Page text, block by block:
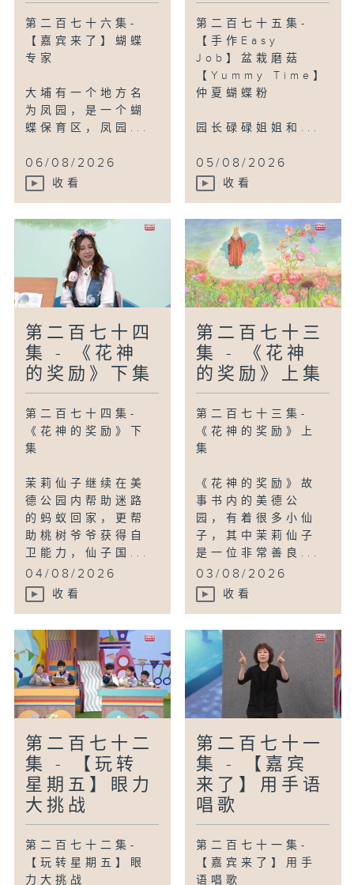
冻酥皮一盒（puff pastry）、细粒或切
碎的生果（例如蓝莓、红莓、士多啤梨、菠
萝或杂果也可以）、酱料包括芝士酱
（Cream Cheese）、蜜糖（吱吱装）、
果酱以及蛋桨。先把酥皮解冻，并切成适合
入口的正方形，涂上芝士酱或果酱，上面放
180度的焗炉焗约20分钟。稍为放凉后可
涂上蜜糖，健康美味的派对生果酥就完成。
【手作Easy Job】生日派对帽
在古代，帽能代表一个人的身份及地位。今
天，参加生日派对，如能戴上一顶生日派对
帽，除了增加欢乐气氛，也突显主角的身
份。只须一只纸碟，颜色笔、白胶浆、闪
宜、易做的生日派对帽。把纸碟反转，在碟
底涂上喜欢的颜色，再以水笔、白胶桨、闪
粉等材料把纸碟装饰。待颜色及白胶桨乾透
要剪穿），在两侧同等大小位置又各剪一
下，摊开纸碟，在摺痕处再剪一下。这时碟
芯应有同等大小的8个三角形，将它们向外
编导：黄智刚
第二百七十六集-
【嘉宾来了】蝴蝶
专家
大埔有一个地方名
为凤园，是一个蝴
蝶保育区，凤园...
06/08/2026
收看
第二百七十五集-
【手作Easy
Job】盆栽磨菇
【Yummy Time】
仲夏蝴蝶粉
园长碌碌姐姐和...
05/08/2026
收看
第二百七十四
集 - 《花神
的奖励》下集
第二百七十四集-
《花神的奖励》下
集
茉莉仙子继续在美
德公园内帮助迷路
的蚂蚁回家，更帮
助桃树爷爷获得自
卫能力，仙子国...
04/08/2026
收看
第二百七十三
集 - 《花神
的奖励》上集
第二百七十三集-
《花神的奖励》上
集
《花神的奖励》故
事书内的美德公
园，有着很多小仙
子，其中茉莉仙子
是一位非常善良...
03/08/2026
收看
第二百七十二
集 - 【玩转
星期五】眼力
大挑战
第二百七十二集-
【玩转星期五】眼
力大挑战
第二百七十一
集 - 【嘉宾
来了】用手语
唱歌
第二百七十一集-
【嘉宾来了】用手
语唱歌